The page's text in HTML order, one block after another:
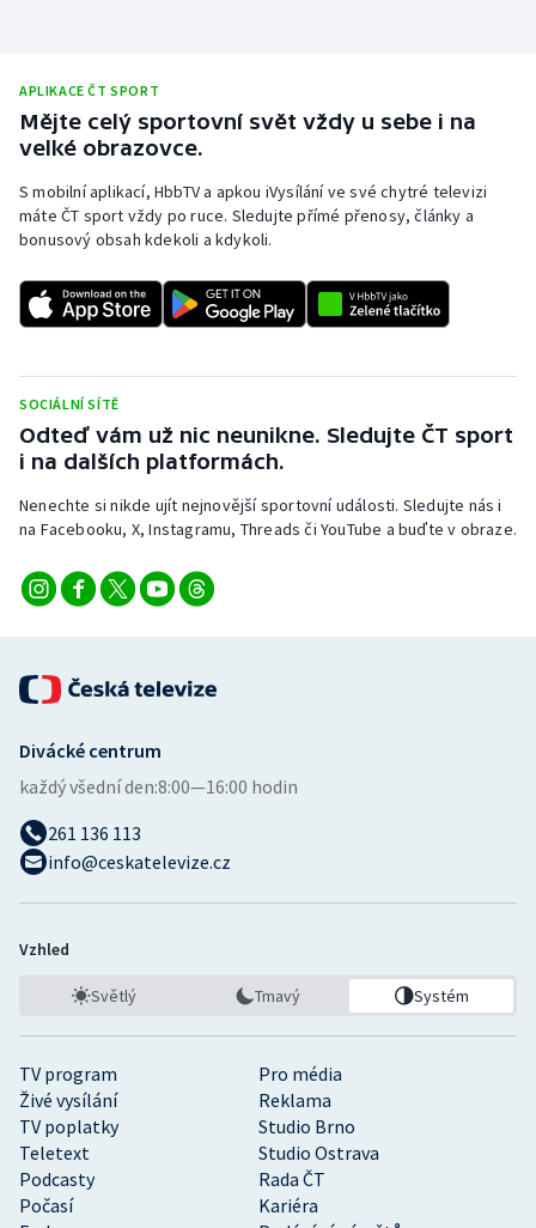
Sportovní střelba
Triatlon
Veslování
Volejbal
Ostatní
APLIKACE ČT SPORT
Mějte celý sportovní svět vždy u sebe i na
velké obrazovce.
S mobilní aplikací, HbbTV a apkou iVysílání ve své chytré televizi
máte ČT sport vždy po ruce. Sledujte přímé přenosy, články a
bonusový obsah kdekoli a kdykoli.
SOCIÁLNÍ SÍTĚ
Odteď vám už nic neunikne. Sledujte ČT sport
i na dalších platformách.
Nenechte si nikde ujít nejnovější sportovní události. Sledujte nás i
na Facebooku, X, Instagramu, Threads či YouTube a buďte v obraze.
TV program
Pro média
Živé vysílání
Reklama
TV poplatky
Studio Brno
Teletext
Studio Ostrava
Podcasty
Rada ČT
Počasí
Kariéra
Divácké centrum
každý všední den:8:00—16:00 hodin
261 136 113
info@ceskatelevize.cz
Vzhled
Světlý Tmavý Systém